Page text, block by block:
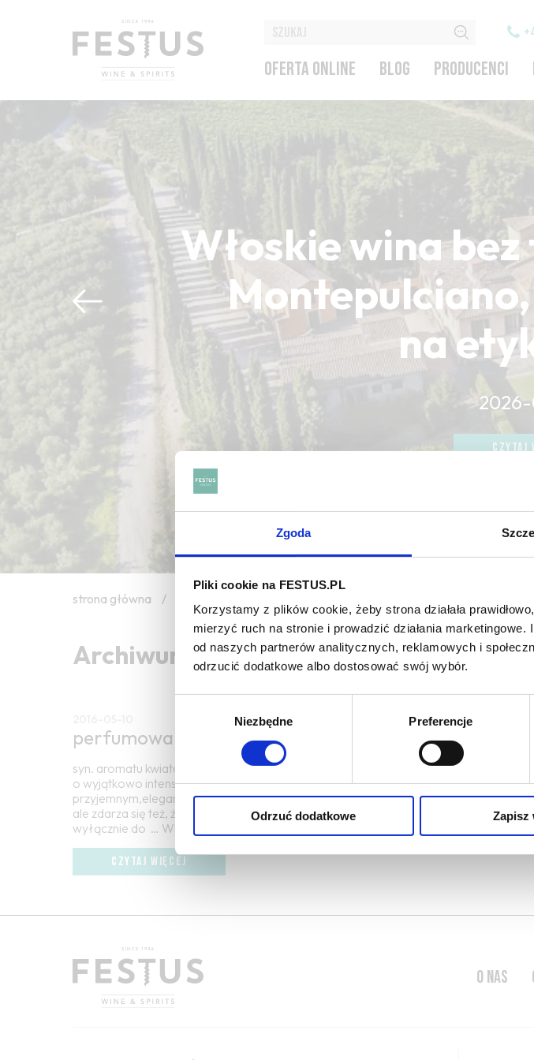
Zgoda
Pliki cookie na FESTUS.PL
Korzystamy z plików cookie, żeby strona działała
mierzyć ruch na stronie i prowadzić działania
od naszych partnerów analitycznych, reklamowych i
odrzucić dodatkowe albo dostosować swój wybór.
Niezbędne Preferencje
Odrzuć dodatkowe Zapisz
OFERTA ONLINE BLOG PRODUCENCI
Włoskie wina
na
CZYTAJ
CZYTAJ
CZYTAJ
strona główna /
Archiwum wpisów tagu: bouqueté
perfumowane
syn. aromatu kwiatowego, równoznaczny z określeniem pachnące; wina
o wyjątkowo intensywnym bukiecie; określenie zapachu wina o delikatnym,
przyjemnym,eleganckim, atrakcyjnym, słodkim zapachu, zwykle białego,
ale zdarza się też, że czerwonego; określenie to winno być stosowane
wyłącznie do … Więcej perfumowane →
CZYTAJ WIĘCEJ
O NAS